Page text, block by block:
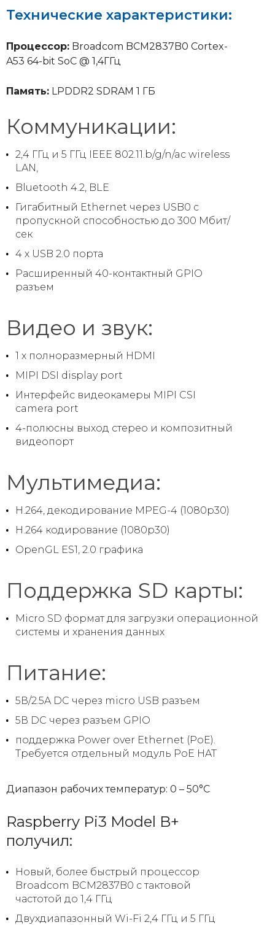
Технические характеристики:
Процессор: Broadcom BCM2837B0 Cortex-
A53 64-bit SoC @ 1,4ГГц
Память: LPDDR2 SDRAM 1 ГБ
Коммуникации:
2,4 ГГц и 5 ГГц IEEE 802.11.b/g/n/ac wireless
LAN,
Bluetooth 4.2, BLE
Гигабитный Ethernet через USB0 c
пропускной способностью до 300 Мбит/
сек
4 х USB 2.0 порта
Расширенный 40-контактный GPIO
разъем
Видео и звук:
1 х полноразмерный HDMI
MIPI DSI display port
Интерфейс видеокамеры MIPI CSI
camera port
4-полюсны выход стерео и композитный
видеопорт
Мультимедиа:
H.264, декодирование MPEG-4 (1080p30)
H.264 кодирование (1080p30)
OpenGL ES1, 2.0 графика
Поддержка SD карты:
Micro SD формат для загрузки операционной
системы и хранения данных
Питание:
5В/2.5A DC через micro USB разъем
5В DC через разъем GPIO
поддержка Power over Ethernet (PoE).
Требуется отдельный модуль PoE HAT
Диапазон рабочих температур: 0 – 50°C
Raspberry Pi3 Model B+
получил:
Новый, более быстрый процессор
Broadcom BCM2837B0 с тактовой
частотой до 1,4 ГГц
Двухдиапазонный Wi-Fi 2,4 ГГц и 5 ГГц